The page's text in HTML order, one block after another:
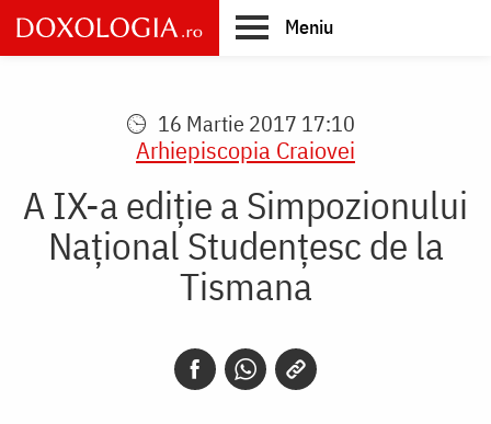
Skip
to
main
Meniu
16 Martie 2017 17:10
Arhiepiscopia Craiovei
A IX-a ediție a Simpozionului
Național Studențesc de la
Tismana